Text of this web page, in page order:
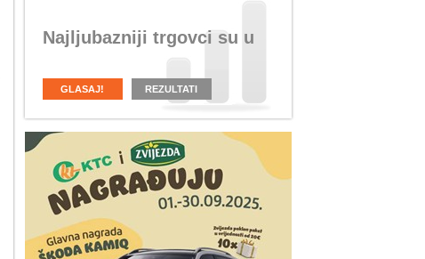
Najljubazniji trgovci su u
GLASAJ! REZULTATI